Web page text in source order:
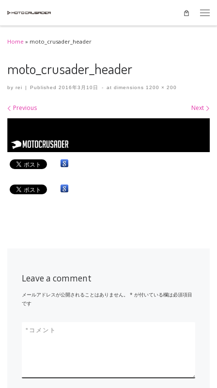
Skip to content
Home » moto_crusader_header
moto_crusader_header
by rei | Published2016年3月10日 - at dimensions 1200 × 200
Images navigation
Previous Next
Leave a comment
メールアドレスが公開されることはありません。 * が付いている欄は必須項目
です
コメント
*